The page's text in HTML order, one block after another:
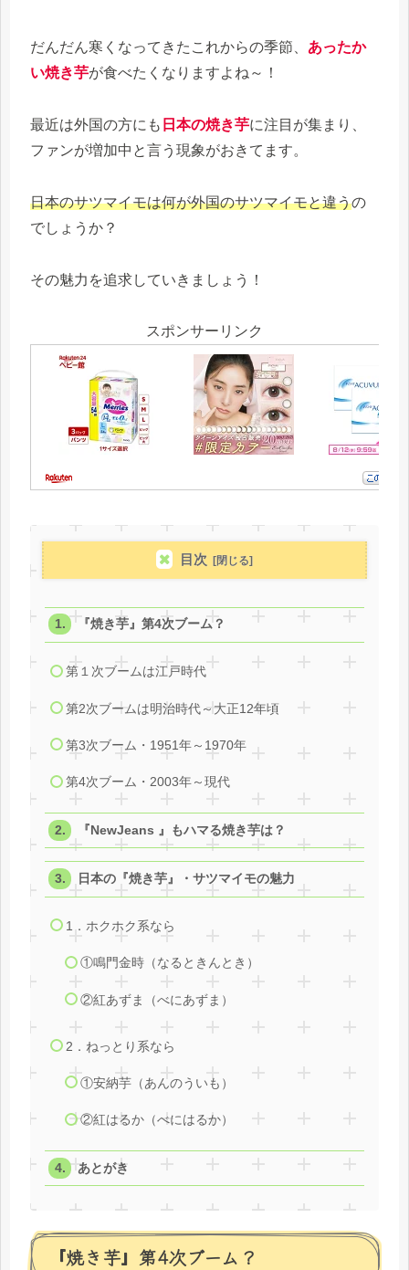
だんだん寒くなってきたこれからの季節、 あったか
い焼き芋が食べたくなりますよね～！
最近は外国の方にも 日本の焼き芋に注目が集まり、
ファンが増加中と言う現象がおきてます。
日本のサツマイモは何が外国のサツマイモと違うの
でしょうか？
その魅力を追求していきましょう！
スポンサーリンク
目次
『焼き芋』第4次ブーム？
第１次ブームは江戸時代
第2次ブームは明治時代～大正12年頃
第3次ブーム・1951年～1970年
第4次ブーム・2003年～現代
『NewJeans 』もハマる焼き芋は？
日本の『焼き芋』・サツマイモの魅力
1．ホクホク系なら
①鳴門金時（なるときんとき）
②紅あずま（べにあずま）
2．ねっとり系なら
①安納芋（あんのういも）
②紅はるか（べにはるか）
あとがき
『焼き芋』第4次ブーム？